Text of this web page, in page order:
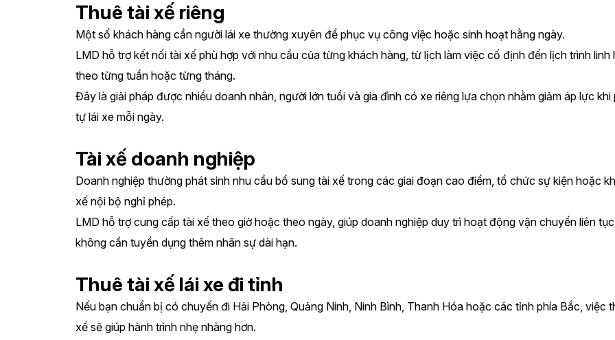
Thuê tài xế riêng
Một số khách hàng cần người lái xe thường xuyên để phục vụ công việc hoặc sinh hoạt hằng ngày.
LMD hỗ trợ kết nối tài xế phù hợp với nhu cầu của từng khách hàng, từ lịch làm việc cố định đến lịch trình linh
theo từng tuần hoặc từng tháng.
Đây là giải pháp được nhiều doanh nhân, người lớn tuổi và gia đình có xe riêng lựa chọn nhằm giảm áp lực khi
tự lái xe mỗi ngày.
Tài xế doanh nghiệp
Doanh nghiệp thường phát sinh nhu cầu bổ sung tài xế trong các giai đoạn cao điểm, tổ chức sự kiện hoặc
xế nội bộ nghỉ phép.
LMD hỗ trợ cung cấp tài xế theo giờ hoặc theo ngày, giúp doanh nghiệp duy trì hoạt động vận chuyển liên
không cần tuyển dụng thêm nhân sự dài hạn.
Thuê tài xế lái xe đi tỉnh
Nếu bạn chuẩn bị có chuyến đi Hải Phòng, Quảng Ninh, Ninh Bình, Thanh Hóa hoặc các tỉnh phía Bắc, việc
xế sẽ giúp hành trình nhẹ nhàng hơn.